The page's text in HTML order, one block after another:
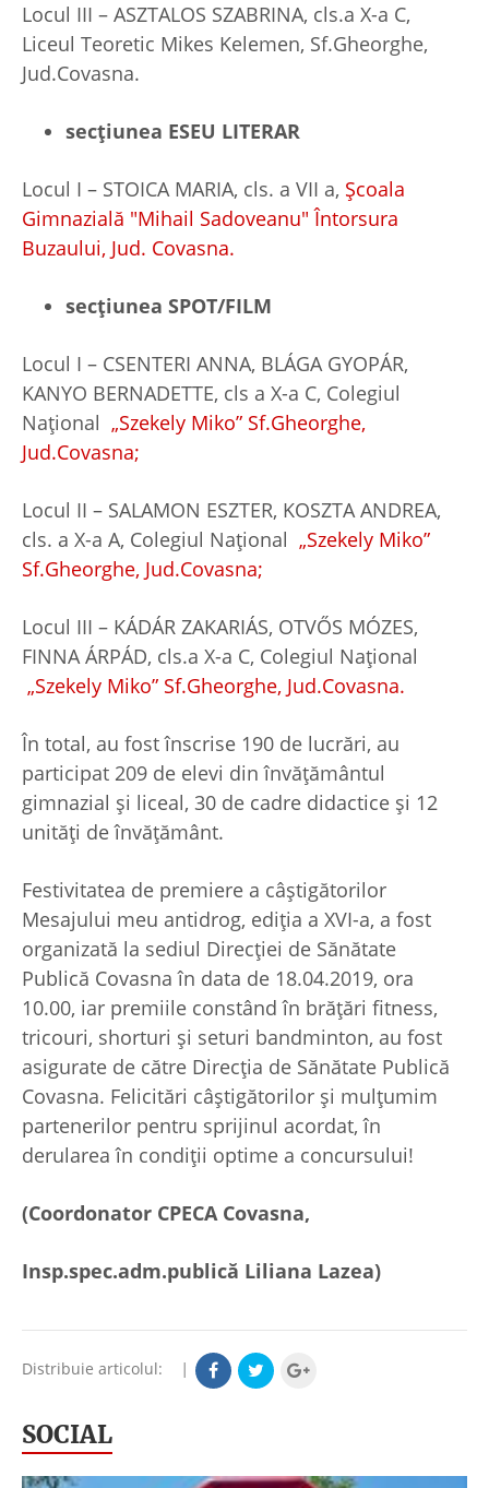
Locul III – ASZTALOS SZABRINA, cls.a X-a C,
Liceul Teoretic Mikes Kelemen, Sf.Gheorghe,
Jud.Covasna.
secțiunea ESEU LITERAR
Locul I – STOICA MARIA, cls. a VII a, Școala
Gimnazială "Mihail Sadoveanu" Întorsura
Buzaului, Jud. Covasna.
secțiunea SPOT/FILM
Locul I – CSENTERI ANNA, BLÁGA GYOPÁR,
KANYO BERNADETTE, cls a X-a C, Colegiul
Național „Szekely Miko” Sf.Gheorghe,
Jud.Covasna;
Locul II – SALAMON ESZTER, KOSZTA ANDREA,
cls. a X-a A, Colegiul Național „Szekely Miko”
Sf.Gheorghe, Jud.Covasna;
Locul III – KÁDÁR ZAKARIÁS, OTVŐS MÓZES,
FINNA ÁRPÁD, cls.a X-a C, Colegiul Național
„Szekely Miko” Sf.Gheorghe, Jud.Covasna.
În total, au fost înscrise 190 de lucrări, au
participat 209 de elevi din învățământul
gimnazial și liceal, 30 de cadre didactice și 12
unități de învățământ.
Festivitatea de premiere a câștigătorilor
Mesajului meu antidrog, ediția a XVI-a, a fost
organizată la sediul Direcției de Sănătate
Publică Covasna în data de 18.04.2019, ora
10.00, iar premiile constând în brățări fitness,
tricouri, shorturi și seturi bandminton, au fost
asigurate de către Direcția de Sănătate Publică
Covasna. Felicitări câștigătorilor și mulțumim
partenerilor pentru sprijinul acordat, în
derularea în condiții optime a concursului!
(Coordonator CPECA Covasna,
Insp.spec.adm.publică Liliana Lazea)
Distribuie articolul: |
SOCIAL